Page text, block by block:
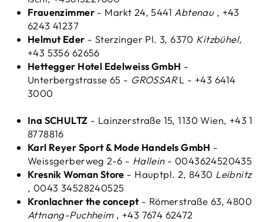
Frauenzimmer- Markt 24, 5441Abtenau, +43
6243 41237
Helmut Eder - Sterzinger Pl. 3, 6370 Kitzbühel,
+43 5356 62656
Hettegger Hotel Edelweiss GmbH -
Unterbergstrasse 65 - GROSSARL - +43 6414
3000
Ina SCHULTZ - Lainzerstraße 15, 1130 Wien, +43 1
8778816
Karl Reyer Sport & Mode Handels GmbH -
Weissgerberweg 2-6 - Hallein- 0043624520435
Kresnik Woman Store - Hauptpl. 2, 8430 Leibnitz
, 0043 34528240525
Kronlachner the concept- Römerstraße 63, 4800
Attnang-Puchheim, +43 7674 62472